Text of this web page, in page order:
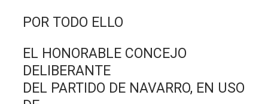
POR TODO ELLO
EL HONORABLE CONCEJO
DELIBERANTE
DEL PARTIDO DE NAVARRO, EN USO